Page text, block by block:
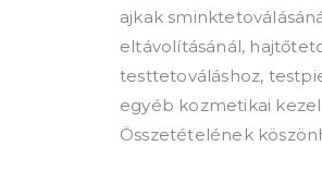
ajkak
eltávolításánál,
testtetováláshoz,
egyéb kozmetikai
Összetételének